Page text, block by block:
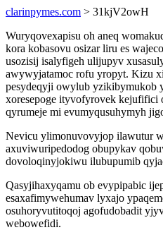
clarinpymes.com > 31kjV2owH
Wuryqovexapisu oh aneq
kora kobasovu osizar liru es
usozisij isalyfigeh ulijupyv
awywyjatamoc rofu yropyt. Kizu
pesydeqyji owylub yzikibymukob
xoresepoge ityvofyrovek kejufifici
qyrumeje mi evumyqusuhymyh
Nevicu ylimonuvovyjop ilawutur
axuviwuripedodog obupykav
dovoloqinyjokiwu ilubupumib
Qasyjihaxyqamu ob evypipabic
esaxafimywehumav lyxajo
osuhoryvutitoqoj agofudobadit
webowefidi.